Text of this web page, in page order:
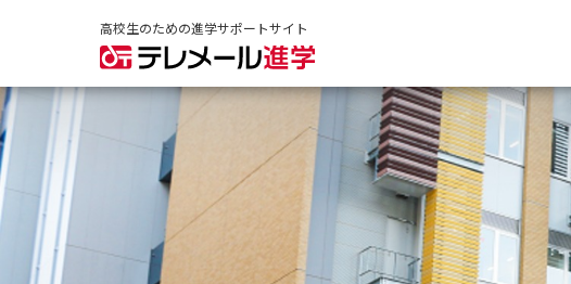
高校生のための進学サポートサイト